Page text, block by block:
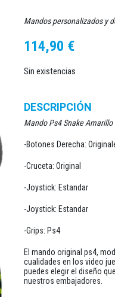
Mandos personalizados y
114,90 €
Sin existencias
DESCRIPCIÓN
Mando Ps4 Snake Amarillo
-Botones Derecha:
-Cruceta: Original
-Joystick: Estandar
-Joystick: Estandar
-Grips: Ps4
El mando original ps4,
cualidades en los video
puedes elegir el diseño
nuestros embajadores.